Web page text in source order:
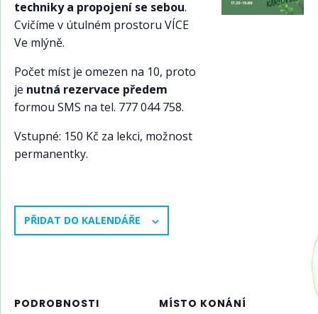
techniky a propojení se sebou.
Cvičíme v útulném prostoru VÍCE
Ve mlýně.
Počet míst je omezen na 10, proto
je nutná rezervace předem
formou SMS na tel. 777 044 758.
Vstupné: 150 Kč za lekci, možnost
permanentky.
PŘIDAT DO KALENDÁŘE
PODROBNOSTI MÍSTO KONÁNÍ